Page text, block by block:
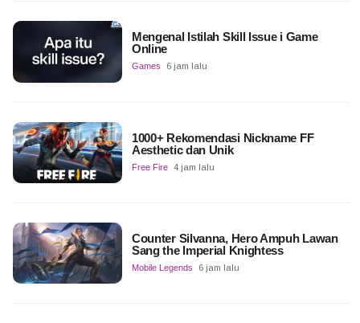
Mengenal Istilah Skill Issue i Game
Online
Games 6 jam lalu
1000+ Rekomendasi Nickname FF
Aesthetic dan Unik
Free Fire 4 jam lalu
Counter Silvanna, Hero Ampuh Lawan
Sang the Imperial Knightess
Mobile Legends 6 jam lalu